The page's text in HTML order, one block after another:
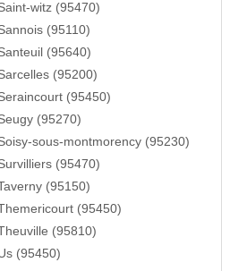
witz (95470)
(95110)
(95640)
(95200)
(95450)
(95270)
sous-montmorency (95230)
(95470)
(95150)
(95450)
(95810)
(95450)